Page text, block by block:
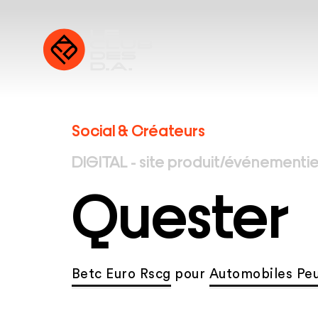
Social & Créateurs
DIGITAL - site produit/
Quester
Betc Euro Rscg pour Automobiles